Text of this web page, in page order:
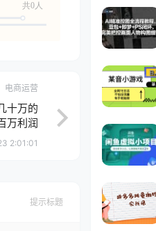
共0人
电商运营
十万的
万利润
2:01:01
提示标题